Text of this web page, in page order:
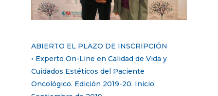
ABIERTO EL PLAZO DE INSCRIPCIÓN
• Experto On-Line en Calidad de Vida y
Cuidados Estéticos del Paciente
Oncológico. Edición 2019-20. Inicio: